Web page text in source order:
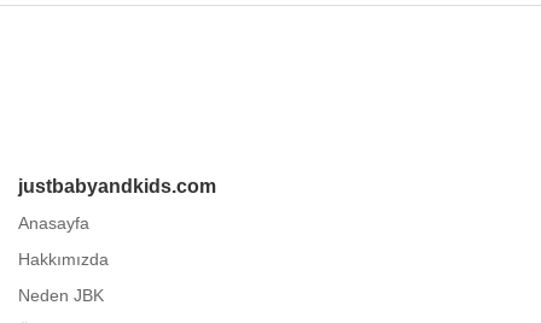
justbabyandkids.com
Anasayfa
Hakkımızda
Neden JBK